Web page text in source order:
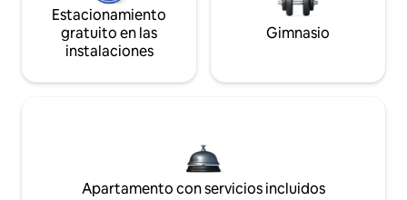
Estacionamiento
gratuito en las
instalaciones
Gimnasio
Apartamento con servicios incluidos